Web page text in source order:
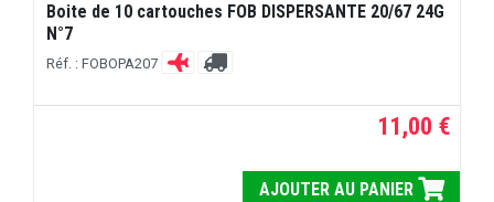
Boite de 10 cartouches FOB DISPERSANTE 20/67 24G
N°7
Réf. : FOBOPA207
11,00 €
AJOUTER AU PANIER